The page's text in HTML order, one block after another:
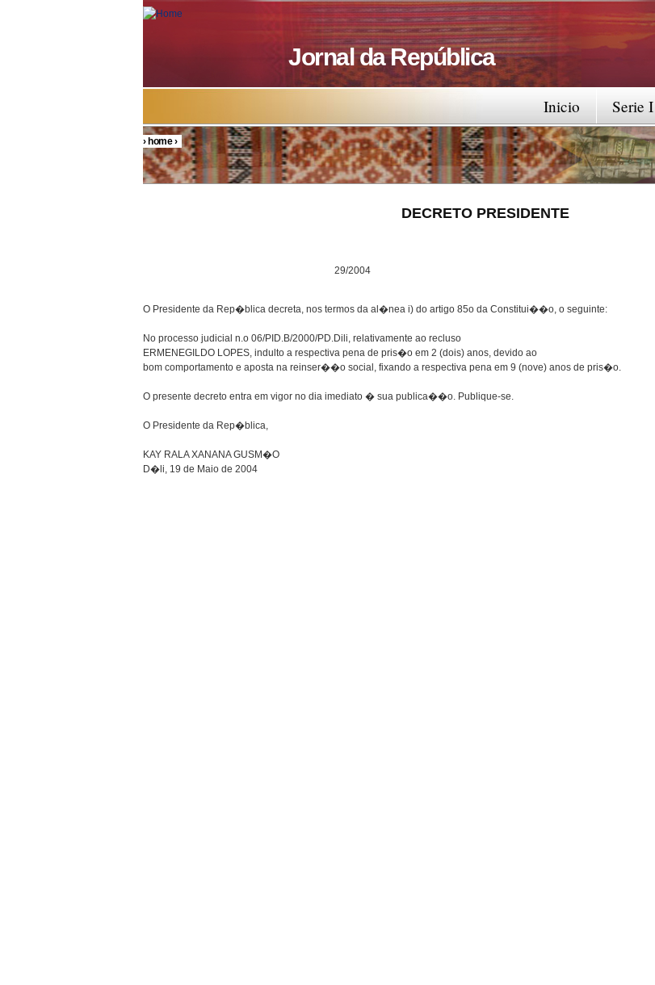
Jornal da República
Serie I
Inicio
You are here
›home›
DECRETO PRESIDENTE
29/2004
O Presidente da Rep�blica decreta, nos termos da al�nea i) do artigo 85o da Constitui��o, o seguinte:
No processo judicial n.o 06/PID.B/2000/PD.Dili, relativamente ao recluso
ERMENEGILDO LOPES, indulto a respectiva pena de pris�o em 2 (dois) anos, devido ao
bom comportamento e aposta na reinser��o social, fixando a respectiva pena em 9 (nove) anos de pris�o.
O presente decreto entra em vigor no dia imediato � sua publica��o. Publique-se.
O Presidente da Rep�blica,
KAY RALA XANANA GUSM�O
D�li, 19 de Maio de 2004